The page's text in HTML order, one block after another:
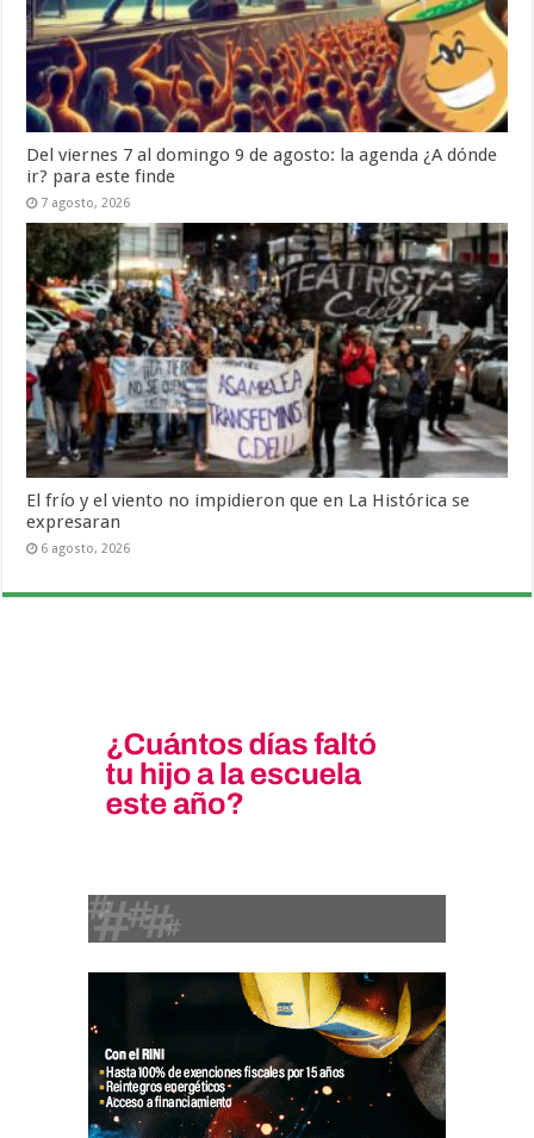
Del viernes 7 al domingo 9 de agosto: la agenda ¿A dónde
ir? para este finde
7 agosto, 2026
El frío y el viento no impidieron que en La Histórica se
expresaran
6 agosto, 2026